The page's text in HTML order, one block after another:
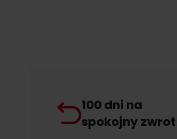
100 dni na
spokojny zwrot